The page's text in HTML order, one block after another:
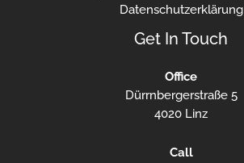
Datenschutzerklärung
Get In Touch
Office
Dürrnbergerstraße 5
4020 Linz
Call